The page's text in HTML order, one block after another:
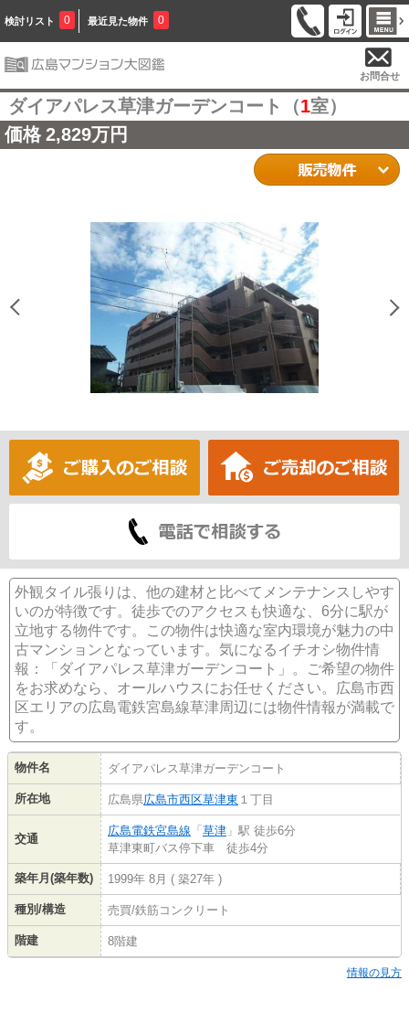
検討リスト 0 最近見た物件 0
お問合せ
ダイアパレス草津ガーデンコート（1室）
価格 2,829万円
外観タイル張りは、他の建材と比べてメンテナンスしやす
いのが特徴です。徒歩でのアクセスも快適な、6分に駅が
立地する物件です。この物件は快適な室内環境が魅力の中
古マンションとなっています。気になるイチオシ物件情
報：「ダイアパレス草津ガーデンコート」。ご希望の物件
をお求めなら、オールハウスにお任せください。広島市西
区エリアの広島電鉄宮島線草津周辺には物件情報が満載で
す。
物件名 ダイアパレス草津ガーデンコート
所在地 広島県広島市西区草津東 １丁目
交通
広島電鉄宮島線 「草津 」駅 徒歩6分
草津東町バス停下車 徒歩4分
築年月(築年数) 1999年 8月 ( 築27年 )
種別/構造 売買/鉄筋コンクリート
階建 8階建
情報の見方